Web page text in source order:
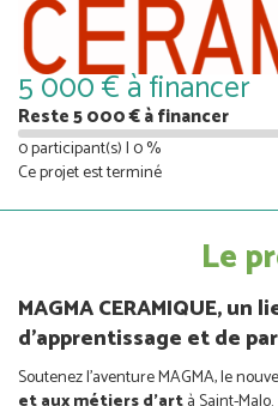
5 000 € à financer
Reste 5 000 € à financer
0 participant(s) | 0 %
Ce projet est terminé
Le
MAGMA CERAMIQUE,
d'apprentissage et de
Soutenez l’aventure MAGMA, le